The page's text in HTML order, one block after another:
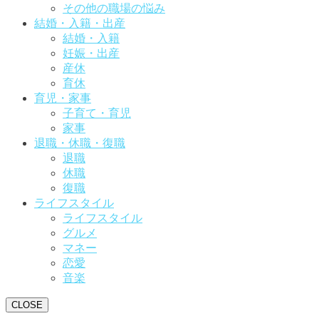
その他の職場の悩み
結婚・入籍・出産
結婚・入籍
妊娠・出産
産休
育休
育児・家事
子育て・育児
家事
退職・休職・復職
退職
休職
復職
ライフスタイル
ライフスタイル
グルメ
マネー
恋愛
音楽
CLOSE